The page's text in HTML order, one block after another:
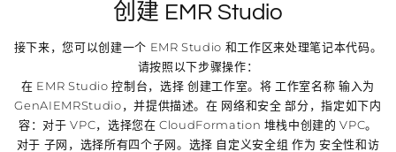
创建 EMR Studio
接下来，您可以创建一个 EMR Studio 和工作区来处理笔记本代码。
请按照以下步骤操作：
在 EMR Studio 控制台，选择 创建工作室。将 工作室名称 输入为
GenAIEMRStudio，并提供描述。在 网络和安全 部分，指定如下内
容：对于 VPC，选择您在 CloudFormation 堆栈中创建的 VPC。
对于 子网，选择所有四个子网。选择 自定义安全组 作为 安全性和访